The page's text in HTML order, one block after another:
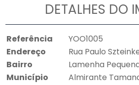
DETALHES DO
Referência
YOO1005
Endereço
Rua Paulo
Bairro
Lamenha
Município
Almirante